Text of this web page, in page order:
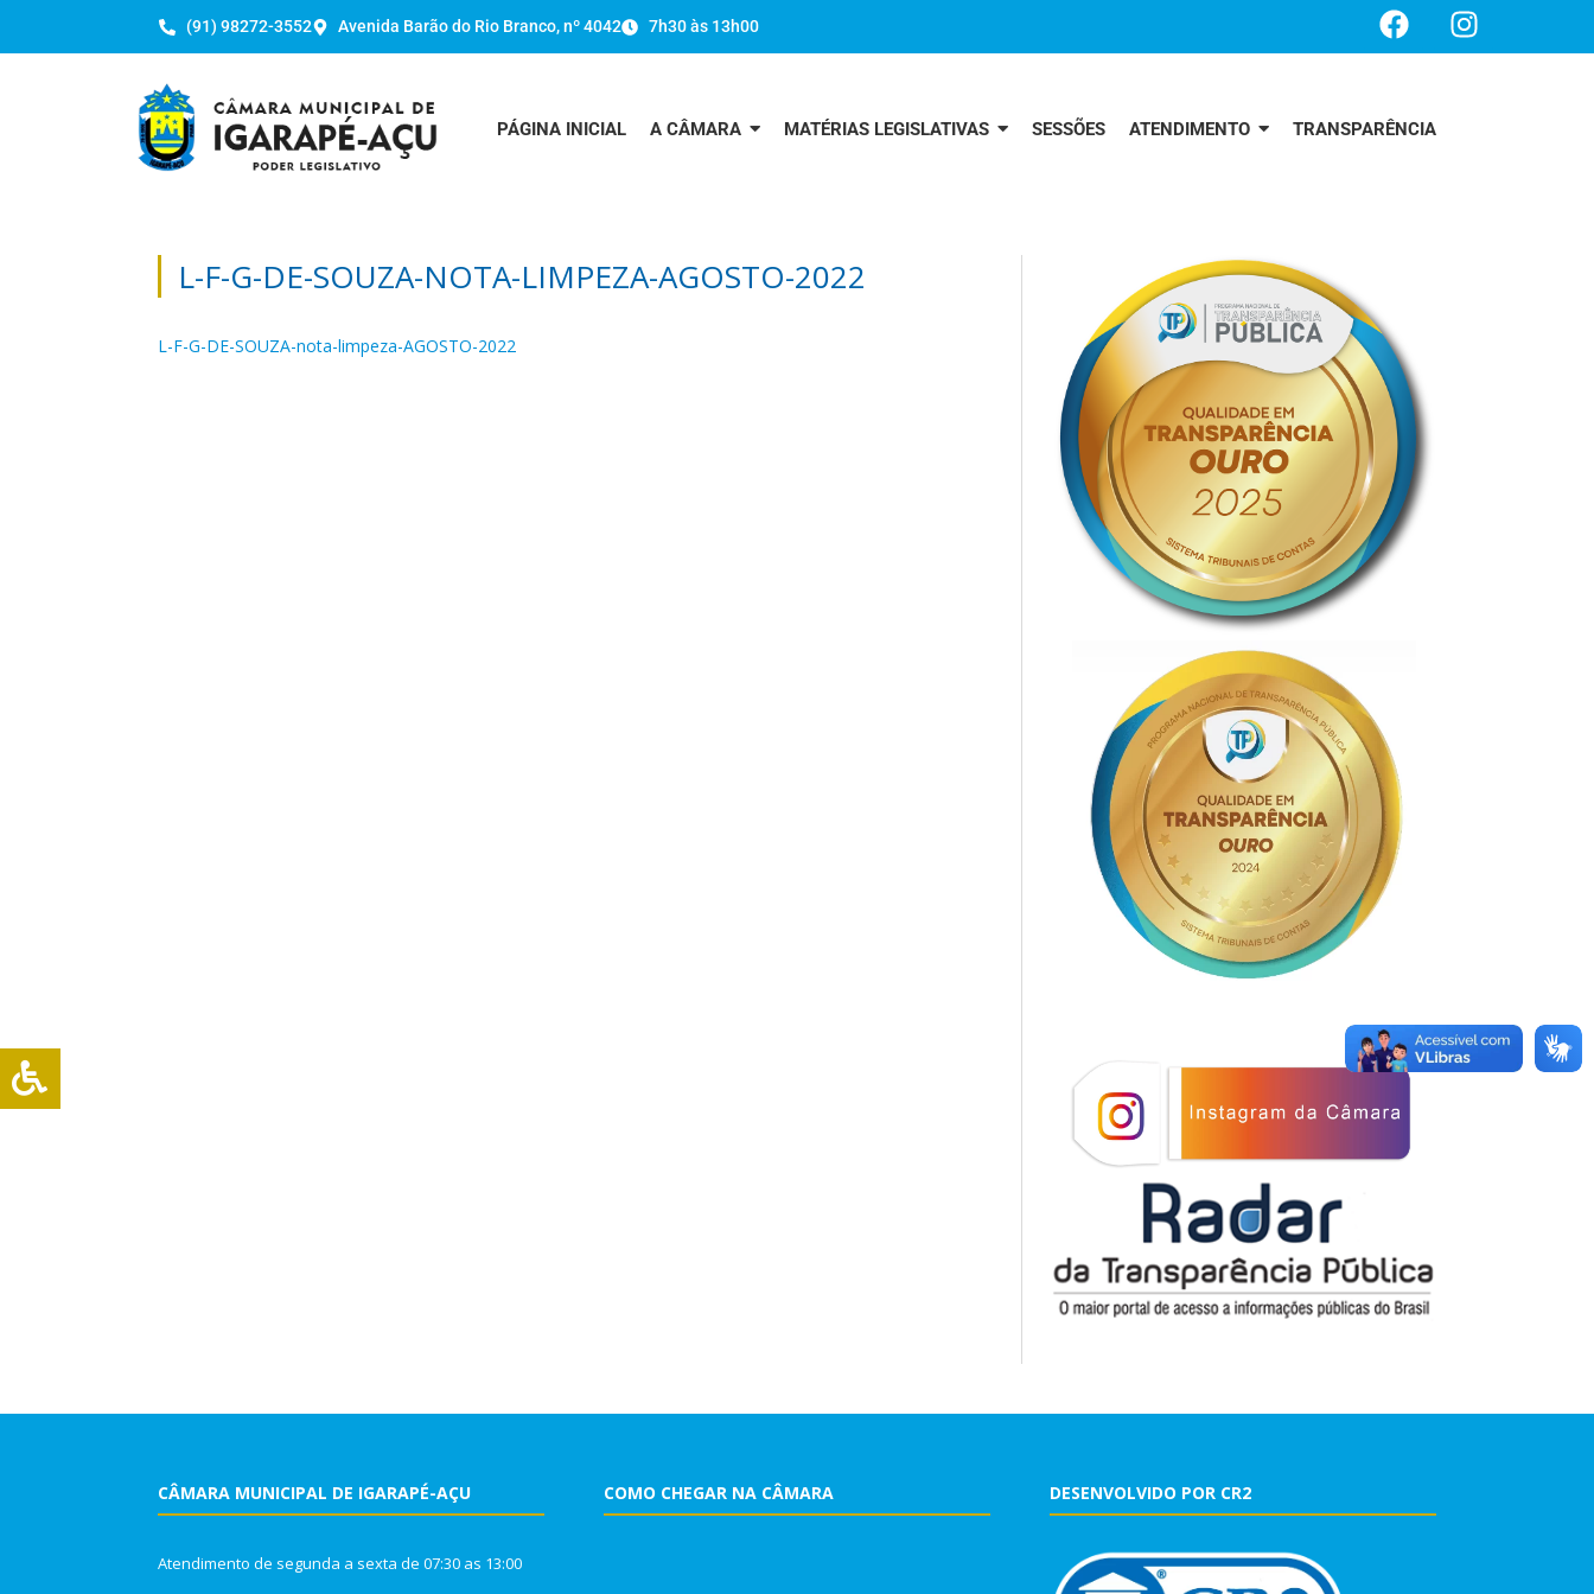
(91) 98272-3552 Avenida Barão do Rio Branco, nº 4042 7h30 às 13h00
PÁGINA INICIAL A CÂMARA MATÉRIAS LEGISLATIVAS SESSÕES ATENDIMENTO TRANSPARÊNCIA
L-F-G-DE-SOUZA-NOTA-LIMPEZA-AGOSTO-2022
L-F-G-DE-SOUZA-nota-limpeza-AGOSTO-2022
CÂMARA MUNICIPAL DE IGARAPÉ-AÇU
Atendimento de segunda a sexta de 07:30 as 13:00
COMO CHEGAR NA CÂMARA DESENVOLVIDO POR CR2